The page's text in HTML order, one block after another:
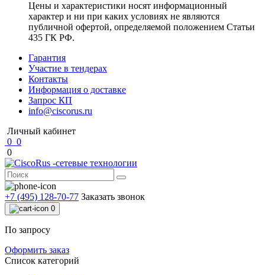
Цены и характеристики носят информационный
характер и ни при каких условиях не являются
публичной офертой, определяемой положением Статьи
435 ГК РФ.
Гарантия
Участие в тендерах
Контакты
Информация о доставке
Запрос КП
info@ciscorus.ru
Личный кабинет
0 0
0
+7 (495) 128-70-77 Заказать звонок
0
По запросу
Оформить заказ
Список категорий